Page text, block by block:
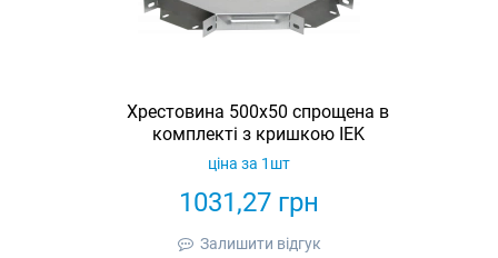
Хрестовина 500х50 спрощена в
комплекті з кришкою IEK
1031,27 грн
ціна за 1шт
Залишити відгук